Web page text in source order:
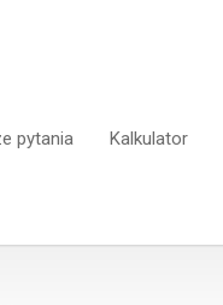
pytania Kalkulator